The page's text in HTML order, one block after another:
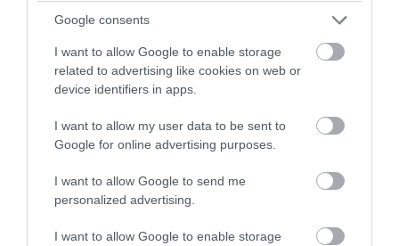
Google consents
I want to allow Google to enable storage
related to advertising like cookies on web or
device identifiers in apps.
I want to allow my user data to be sent to
Google for online advertising purposes.
I want to allow Google to send me
personalized advertising.
I want to allow Google to enable storage
Fotó: guiadejardineria
A szögletesszárú délszőlő úgy viselkedik, mint a borostyán, a fény